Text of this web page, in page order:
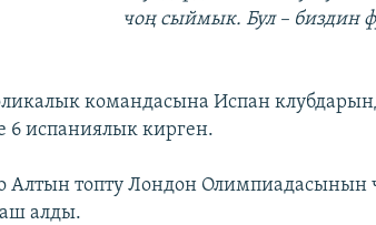
чоң сыймык. Бул – биздин
командасына Испан
6 испаниялык кирген.
Алтын топту Лондон Олимпиадасынын
алды.